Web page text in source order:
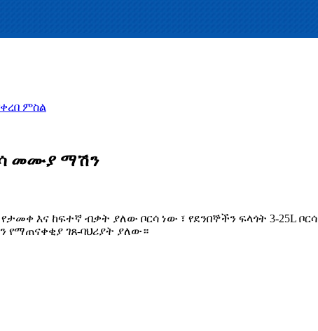
መሙያ ማሽን
እና ከፍተኛ ብቃት ያለው ቦርሳ ነው ፣ የደንበኞችን ፍላጎት 3-25L
ገጸ-ባህሪያት ያለው።